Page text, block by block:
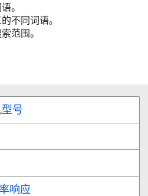
。
不同词语。
范围。
号
响应